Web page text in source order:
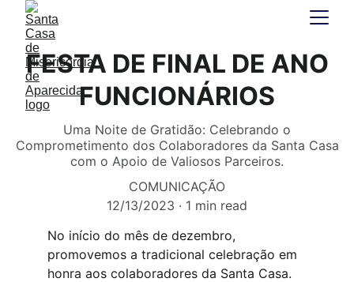
FESTA DE FINAL DE ANO
FUNCIONÁRIOS
Uma Noite de Gratidão: Celebrando o
Comprometimento dos Colaboradores da Santa Casa
com o Apoio de Valiosos Parceiros.
COMUNICAÇÃO
12/13/2023
1 min read
No início do mês de dezembro,
promovemos a tradicional celebração em
honra aos colaboradores da Santa Casa.